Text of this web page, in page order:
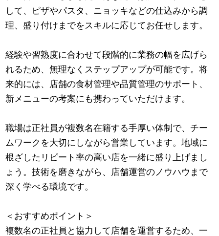
して、ピザやパスタ、ニョッキなどの仕込みから調
理、盛り付けまでをスキルに応じてお任せします。
経験や習熟度に合わせて段階的に業務の幅を広げら
れるため、無理なくステップアップが可能です。将
来的には、店舗の食材管理や品質管理のサポート、
新メニューの考案にも携わっていただけます。
職場は正社員が複数名在籍する手厚い体制で、チー
ムワークを大切にしながら営業しています。地域に
根ざしたリピート率の高い店を一緒に盛り上げまし
ょう。技術を磨きながら、店舗運営のノウハウまで
深く学べる環境です。
＜おすすめポイント＞
複数名の正社員と協力して店舗を運営するため、一